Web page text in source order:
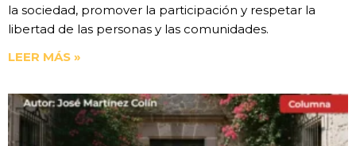
la sociedad, promover la participación y respetar la
libertad de las personas y las comunidades.
LEER MÁS »